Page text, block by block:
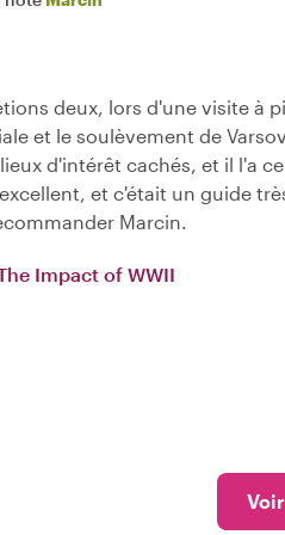
deux, lors d'une visite à
et le soulèvement de
d'intérêt cachés, et il l'a
et c'était un guide
Marcin.
Impact of WWII